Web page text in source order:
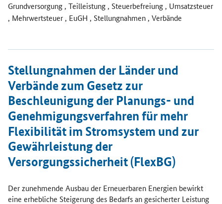
Grundversorgung , Teilleistung , Steuerbefreiung , Umsatzsteuer
, Mehrwertsteuer , EuGH , Stellungnahmen , Verbände
Stellungnahmen der Länder und
Verbände zum Gesetz zur
Beschleunigung der Planungs- und
Genehmigungsverfahren für mehr
Flexibilität im Stromsystem und zur
Gewährleistung der
Versorgungssicherheit (FlexBG)
Der zunehmende Ausbau der Erneuerbaren Energien bewirkt
eine erhebliche Steigerung des Bedarfs an gesicherter Leistung
Öffnet Einzelsicht